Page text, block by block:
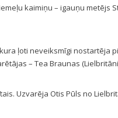
kaimiņu – igauņu metējs
ļoti neveiksmīgi nostartēja
– Tea Braunas
Uzvarēja Otis Pūls no